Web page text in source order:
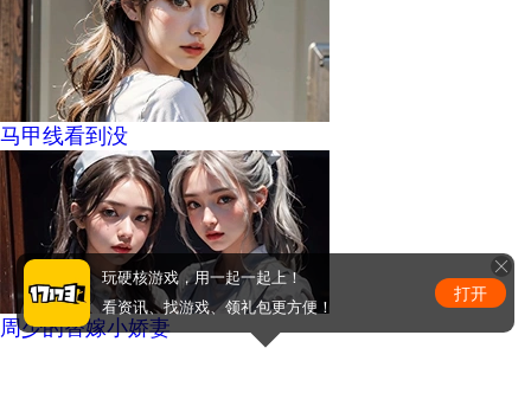
马甲线看到没
周少的替嫁小娇妻
玩硬核游戏，用一起一起上！
看资讯、找游戏、领礼包更方便！
打开